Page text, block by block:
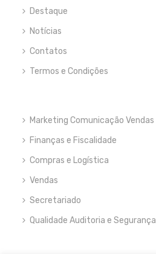
Destaque
Notícias
Contatos
Termos e Condições
Marketing Comunicação Vendas
Finanças e Fiscalidade
Compras e Logística
Vendas
Secretariado
Qualidade Auditoria e Segurança